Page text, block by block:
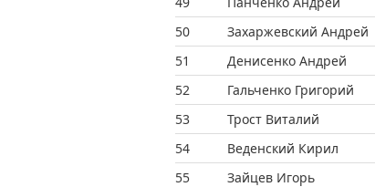
50
Захаржевский Андрей
51
Денисенко Андрей
52
Гальченко Григорий
53
Трост Виталий
54
Веденский Кирил
55
Зайцев Игорь